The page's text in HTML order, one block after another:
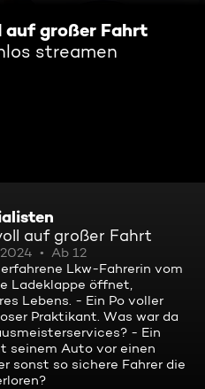
auf großer Fahrt
streamen
auf großer Fahrt
Ab 12
Lkw-Fahrerin vom
Ladeklappe öffnet,
Lebens. - Ein Po voller
Praktikant. Was war da
- Ein
seinem Auto vor einen
sonst so sichere Fahrer die